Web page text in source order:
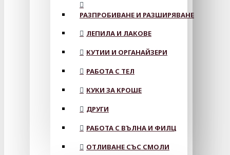
РАЗПРОБИВАНЕ И РАЗШИРЯВАНЕ
ЛЕПИЛА И ЛАКОВЕ
КУТИИ И ОРГАНАЙЗЕРИ
РАБОТА С ТЕЛ
КУКИ ЗА КРОШЕ
ДРУГИ
РАБОТА С ВЪЛНА И ФИЛЦ
ОТЛИВАНЕ СЪС СМОЛИ